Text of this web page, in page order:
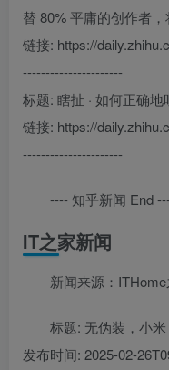
替 80% 平庸的创作者
链接: https://
----------------------
标题: 瞎扯 · 如何正确地
链接: https://
----------------------
---- 知乎新闻 End
IT之家新闻
新闻来源：
标题: 无伪装，小
发布时间: 2025-02-